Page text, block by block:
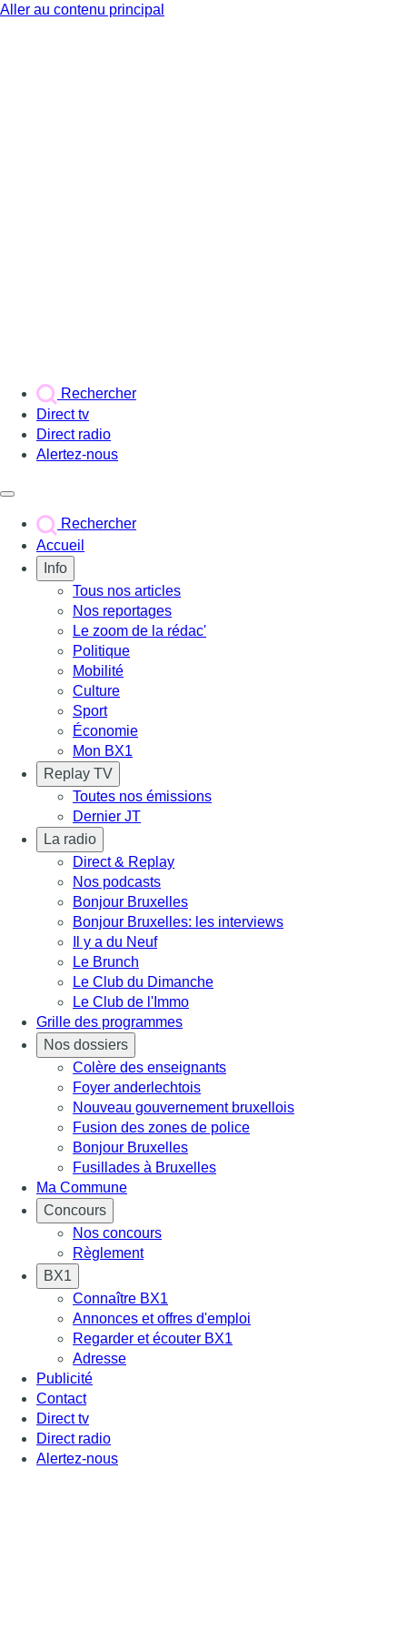
Aller au contenu principal
Rechercher
Direct tv
Direct radio
Alertez-nous
Rechercher
Accueil
Info
Tous nos articles
Nos reportages
Le zoom de la rédac'
Politique
Mobilité
Culture
Sport
Économie
Mon BX1
Replay TV
Toutes nos émissions
Dernier JT
La radio
Direct & Replay
Nos podcasts
Bonjour Bruxelles
Bonjour Bruxelles: les interviews
Il y a du Neuf
Le Brunch
Le Club du Dimanche
Le Club de l'Immo
Grille des programmes
Nos dossiers
Colère des enseignants
Foyer anderlechtois
Nouveau gouvernement bruxellois
Fusion des zones de police
Bonjour Bruxelles
Fusillades à Bruxelles
Ma Commune
Concours
Nos concours
Règlement
BX1
Connaître BX1
Annonces et offres d'emploi
Regarder et écouter BX1
Adresse
Publicité
Contact
Direct tv
Direct radio
Alertez-nous